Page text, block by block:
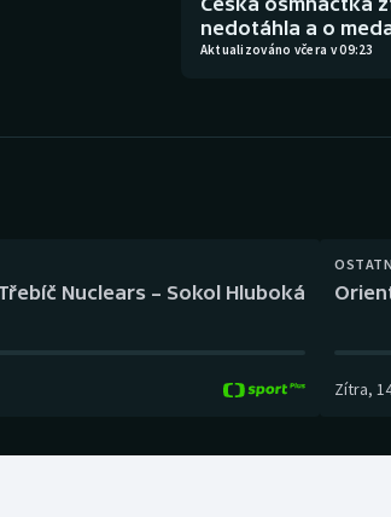
nedotáhla a o
Aktualizováno včera v 09:23
Nuclears – Sokol Hluboká
Zítra,